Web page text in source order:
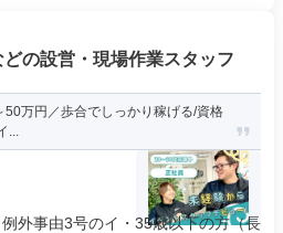
の設営・現場作業スタッフ
万円／歩合でしっかり稼げる/資格
...
外事由3号のイ・35歳以下の方（長